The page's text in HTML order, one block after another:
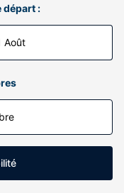
départ :
Août